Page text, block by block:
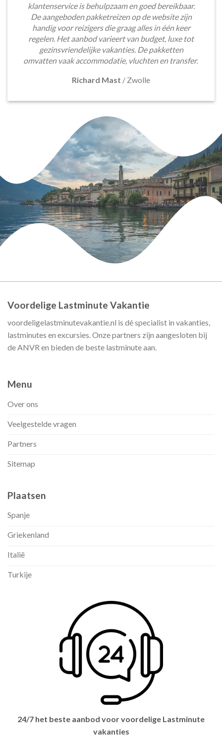
klantenservice is behulpzaam en goed bereikbaar.
De aangeboden pakketreizen op de website zijn
handig voor reizigers die graag alles in één keer
regelen. Het aanbod varieert van budget, luxe tot
gezinsvriendelijke vakanties. De pakketten
omvatten vaak accommodatie, vluchten en transfer.
Richard Mast / Zwolle
Voordelige Lastminute Vakantie
voordeligelastminutevakantie.nl is dé specialist in vakanties,
lastminutes en excursies. Onze partners zijn aangesloten bij
de ANVR en bieden de beste lastminute aan.
Menu
Over ons
Veelgestelde vragen
Partners
Sitemap
Plaatsen
Spanje
Griekenland
Italië
Turkije
24/7 het beste aanbod voor voordelige Lastminute
vakanties